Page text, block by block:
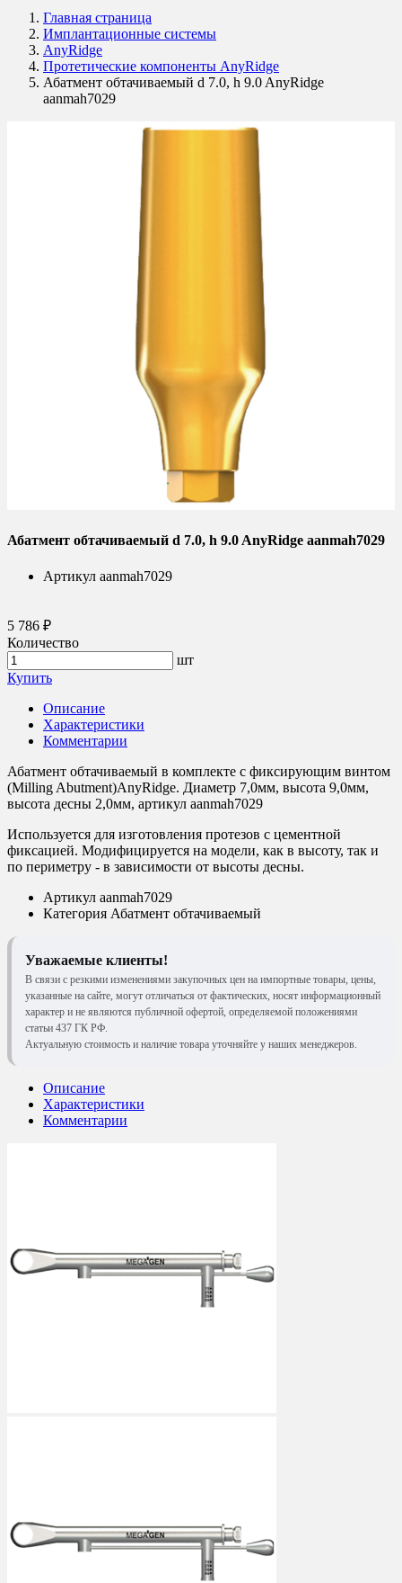
Главная страница
Имплантационные системы
AnyRidge
Протетические компоненты AnyRidge
Абатмент обтачиваемый d 7.0, h 9.0 AnyRidge
aanmah7029
Абатмент обтачиваемый d 7.0, h 9.0 AnyRidge aanmah7029
Артикул aanmah7029
5 786 ₽
Количество
шт
Купить
Описание
Характеристики
Комментарии
Абатмент обтачиваемый в комплекте с фиксирующим винтом
(Milling Abutment)AnyRidge. Диаметр 7,0мм, высота 9,0мм,
высота десны 2,0мм, артикул aanmah7029
Используется для изготовления протезов с цементной
фиксацией. Модифицируется на модели, как в высоту, так и
по периметру - в зависимости от высоты десны.
Артикул aanmah7029
Категория Абатмент обтачиваемый
Уважаемые клиенты!
В связи с резкими изменениями закупочных цен на импортные товары, цены,
указанные на сайте, могут отличаться от фактических, носят информационный
характер и не являются публичной офертой, определяемой положениями
статьи 437 ГК РФ.
Актуальную стоимость и наличие товара уточняйте у наших менеджеров.
Описание
Характеристики
Комментарии